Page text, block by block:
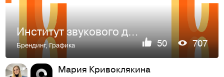
Институт звукового дизайна
Брендинг,Графика 50 707
Мария Кривоклякина